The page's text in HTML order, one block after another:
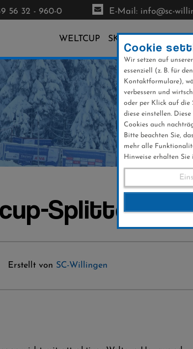
56 32 - 960-0 E-Mail: info@sc-
WELTCUP SKI-CLUB
Splitter
Erstellt von SC-Willingen
Cookie
Wir setzen auf
essenziell (z. B. für
Kontaktformulare),
verbessern und
oder per Klick auf die
diese einstellen.
Cookies auch
Bitte beachten Sie,
mehr alle
Hinweise erhalten